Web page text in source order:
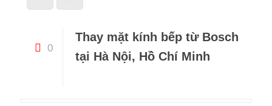
0
Thay mặt kính bếp từ Bosch
tại Hà Nội, Hồ Chí Minh